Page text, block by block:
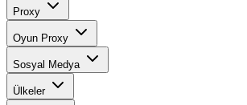
Proxy
Oyun Proxy
Sosyal Medya
Ülkeler